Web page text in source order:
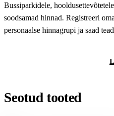
Bussiparkidele,
soodsamad hinnad. Registreeri
personaalse hinnagrupi ja saad
Seotud tooted